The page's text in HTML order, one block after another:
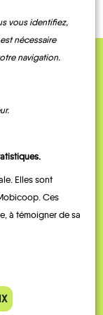
vous identifiez,
nécessaire
navigation.
Elles sont
Ces
à témoigner de sa